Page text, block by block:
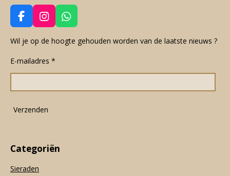
F
a
c
b
o
I
n
s
a
g
m
W
h
a
A
Wil je op de hoogte gehouden worden van de laatste nieuws ?
E-mailadres *
Verzenden
Categoriën
Sieraden